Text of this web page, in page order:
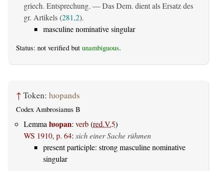
griech. Entsprechung. — Das Dem. dient als Ersatz des
gr. Artikels (281,2).
masculine nominative singular
Status: not verified but unambiguous.
↑ Token: ƕopands
Codex Ambrosianus B
Lemmaƕopan: verb(red.V.5)
WS 1910, p. 64: sich einer Sache rühmen
present participle: strong masculine nominative
singular